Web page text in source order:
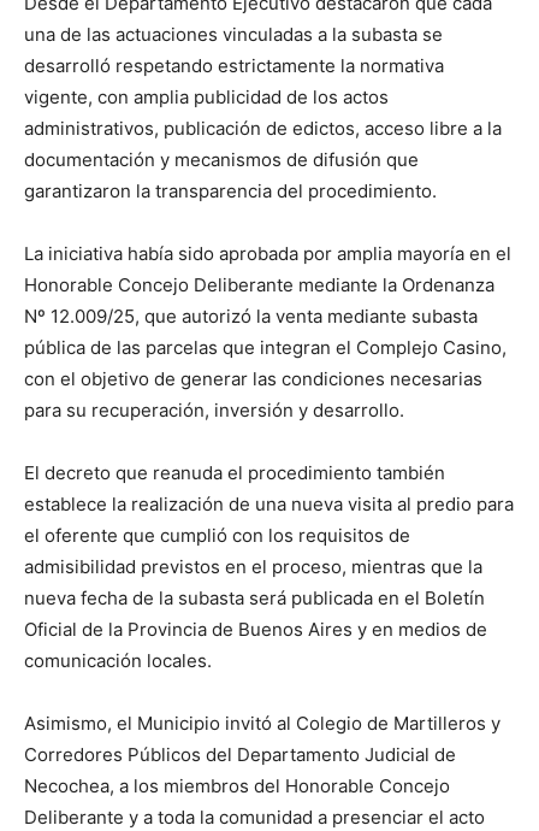
una de las actuaciones vinculadas a la subasta se
desarrolló respetando estrictamente la normativa
vigente, con amplia publicidad de los actos
administrativos, publicación de edictos, acceso libre a la
documentación y mecanismos de difusión que
garantizaron la transparencia del procedimiento.
La iniciativa había sido aprobada por amplia mayoría en el
Honorable Concejo Deliberante mediante la Ordenanza
Nº 12.009/25, que autorizó la venta mediante subasta
pública de las parcelas que integran el Complejo Casino,
con el objetivo de generar las condiciones necesarias
para su recuperación, inversión y desarrollo.
El decreto que reanuda el procedimiento también
establece la realización de una nueva visita al predio para
el oferente que cumplió con los requisitos de
admisibilidad previstos en el proceso, mientras que la
nueva fecha de la subasta será publicada en el Boletín
Oficial de la Provincia de Buenos Aires y en medios de
comunicación locales.
Asimismo, el Municipio invitó al Colegio de Martilleros y
Corredores Públicos del Departamento Judicial de
Necochea, a los miembros del Honorable Concejo
Deliberante y a toda la comunidad a presenciar el acto